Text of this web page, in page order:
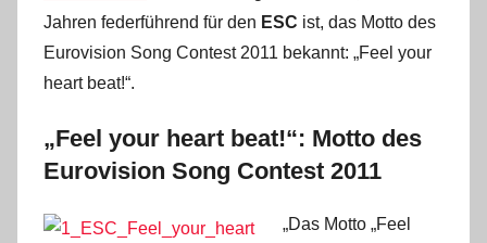
Jahren federführend für den ESC ist, das Motto des
Eurovision Song Contest 2011 bekannt: „Feel your
heart beat!“.
„Feel your heart beat!“: Motto des
Eurovision Song Contest 2011
„Das Motto „Feel